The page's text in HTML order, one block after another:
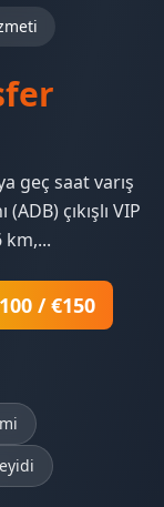
geç saat varış
çıkışlı VIP
km,...
/ €150